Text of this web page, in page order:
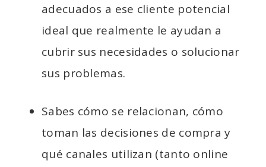
adecuados a ese cliente potencial
ideal que realmente le ayudan a
cubrir sus necesidades o solucionar
sus problemas.
Sabes cómo se relacionan, cómo
toman las decisiones de compra y
qué canales utilizan (tanto online